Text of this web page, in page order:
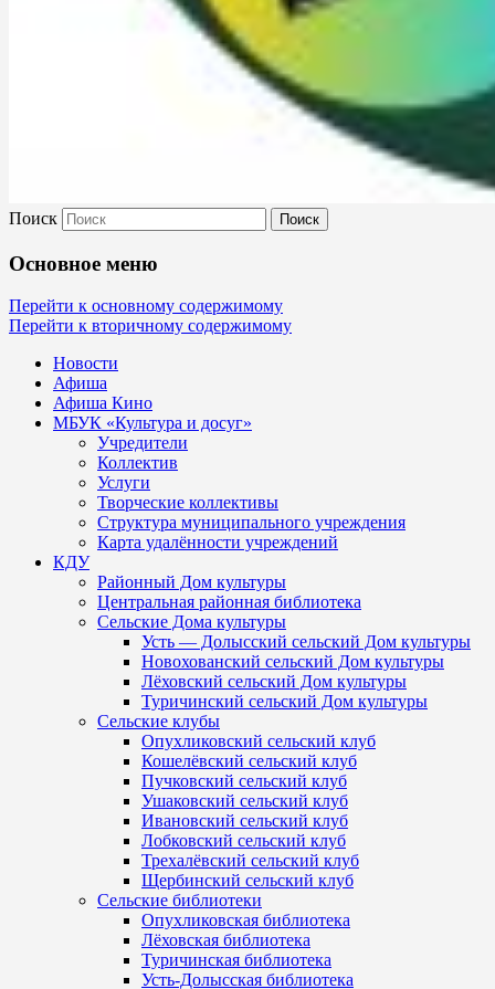
Культура Невель
МБУК Невельского района "Культура
и досуг"
Поиск
Основное меню
Перейти к основному содержимому
Перейти к вторичному содержимому
Новости
Афиша
Афиша Кино
МБУК «Культура и досуг»
Учредители
Коллектив
Услуги
Творческие коллективы
Структура муниципального учреждения
Карта удалённости учреждений
КДУ
Районный Дом культуры
Центральная районная библиотека
Сельские Дома культуры
Усть — Долысский сельский Дом культуры
Новохованский сельский Дом культуры
Лёховский сельский Дом культуры
Туричинский сельский Дом культуры
Сельские клубы
Опухликовский сельский клуб
Кошелёвский сельский клуб
Пучковский сельский клуб
Ушаковский сельский клуб
Ивановский сельский клуб
Лобковский сельский клуб
Трехалёвский сельский клуб
Щербинский сельский клуб
Сельские библиотеки
Опухликовская библиотека
Лёховская библиотека
Туричинская библиотека
Усть-Долысская библиотека